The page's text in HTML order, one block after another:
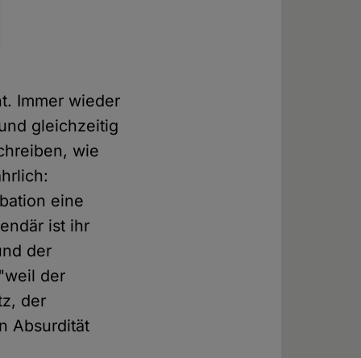
Immer wieder
gleichzeitig
wie
eine
ist ihr
der
der
der
Absurdität